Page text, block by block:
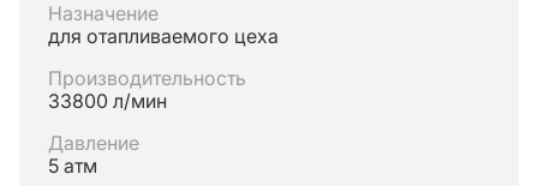
Назначение
для отапливаемого цеха
Производительность
33800 л/мин
Давление
5 атм